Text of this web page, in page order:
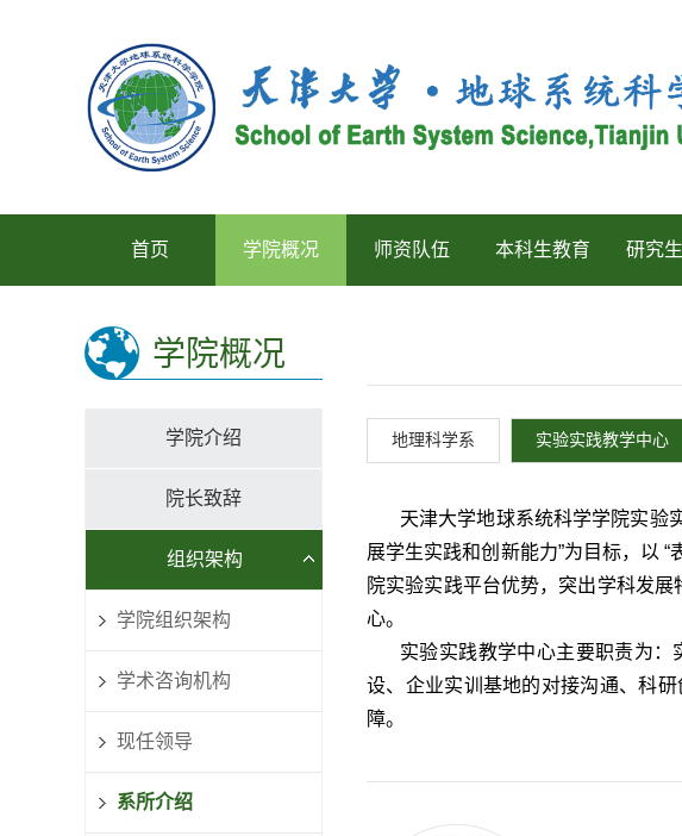
首页 学院概况 师资队伍 本科生教育 研究
学院概况
学院介绍
院长致辞
组织架构
学院组织架构
学术咨询机构
现任领导
系所介绍
地理科学系 实验实践教学中心
天津大学地球系统科学学院实验
展学生实践和创新能力”为目标，以
院实验实践平台优势，突出学科发
心。
实验实践教学中心主要职责为
设、企业实训基地的对接沟通、科
障。